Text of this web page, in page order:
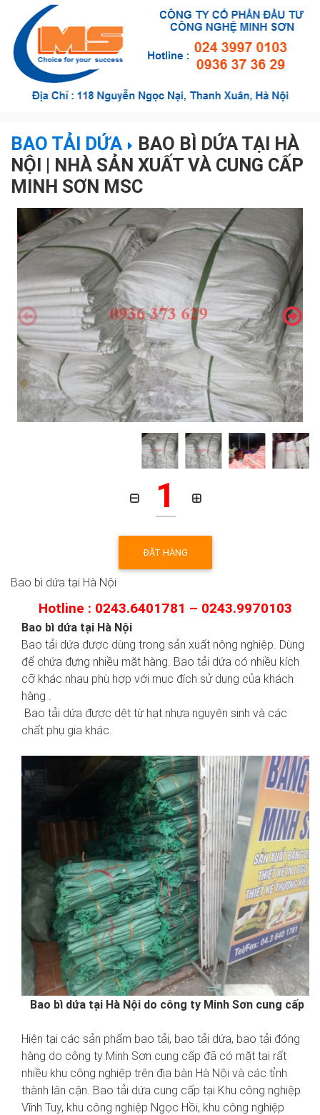
BAO TẢI DỨA
BAO BÌ DỨA TẠI HÀ
NỘI | NHÀ SẢN XUẤT VÀ CUNG CẤP
MINH SƠN MSC
1
ĐẶT HÀNG
Bao bì dứa tại Hà Nội
Hotline : 0243.6401781 – 0243.9970103
Bao bì dứa tại Hà Nội
Bao tải dứa được dùng trong sản xuất nông nghiệp. Dùng
để chứa đựng nhiều mặt hàng. Bao tải dứa có nhiều kích
cỡ khác nhau phù hợp với mục đích sử dụng của khách
hàng
Bao tải dứa được dệt từ hạt nhựa nguyên sinh và các
chất phụ gia khác.
Bao bì dứa tại Hà Nội do công ty Minh Sơn cung cấp
Hiện tại các sản phẩm bao tải, bao tải dứa, bao tải đóng
hàng do công ty Minh Sơn cung cấp đã có mặt tại rất
nhiều khu công nghiệp trên địa bàn Hà Nội và các tỉnh
thành lân cận. Bao tải dứa cung cấp tại Khu công nghiệp
Vĩnh Tuy, khu công nghiệp Ngọc Hồi, khu công nghiệp